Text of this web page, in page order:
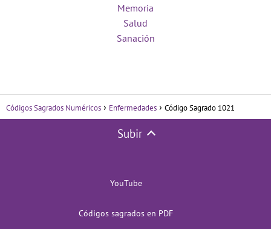
Memoria
Salud
Sanación
Códigos Sagrados Numéricos Enfermedades Código Sagrado 1021
Subir
YouTube
Códigos sagrados en PDF